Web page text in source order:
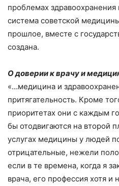
проблемах здравоохранения
система советской
прошлое, вместе с
создана.
О доверии к врачу и
«…медицина и
притягательность. Кроме
приоритетах они с каждым
бы отодвигаются на второй
услугах медицины у людей
отрицательные, нежели
если в те времена, когда я
врача, его профессия хотя и